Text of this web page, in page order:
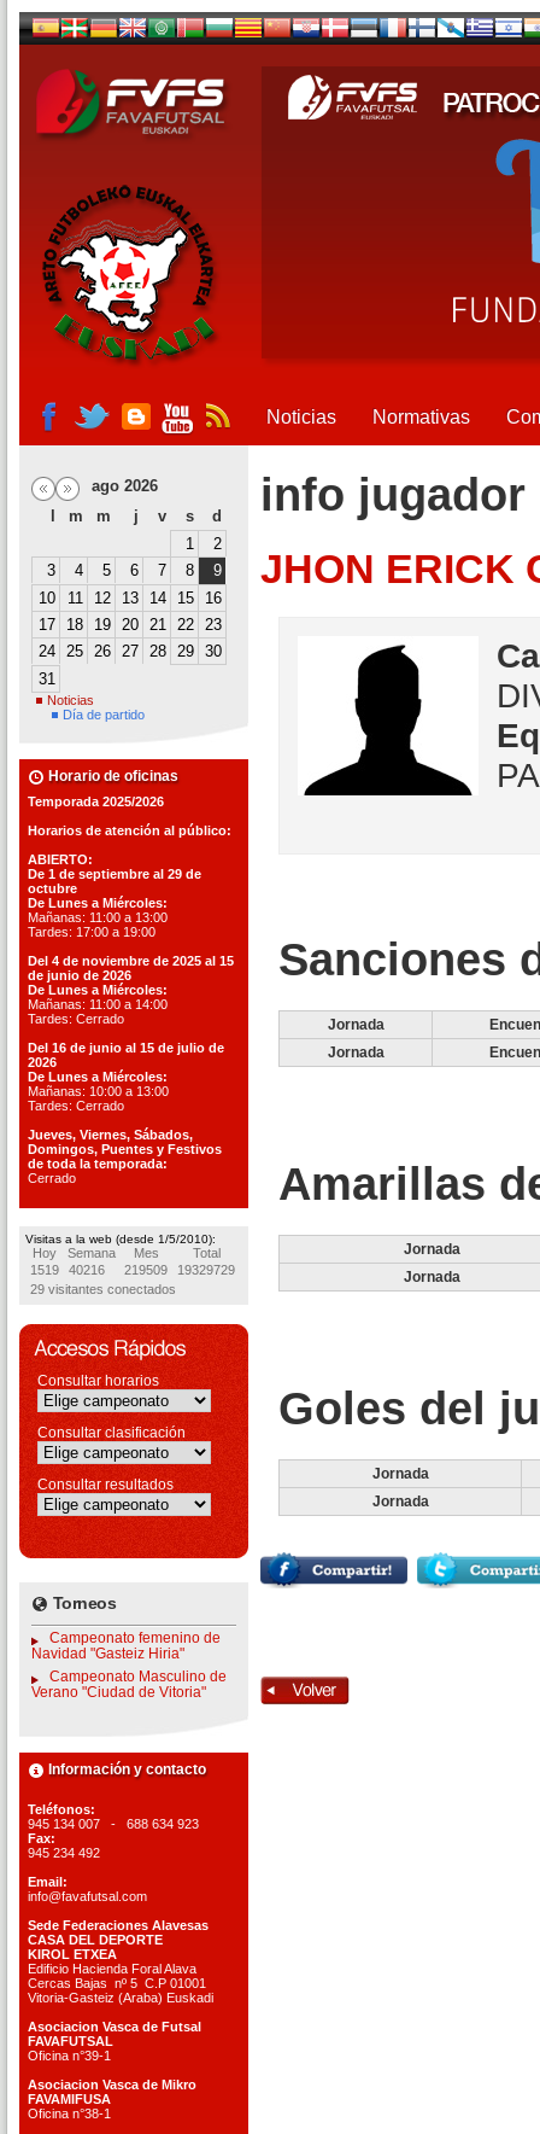
Noticias Normativas
ago 2026
m m j v s
d
1
2
3
4 5 6 7 8
9
10
11 12 13 14 15
16
17
18 19 20 21 22 23
24 25 26 27 28 29 30
31
Noticias
Día de partido
Horario de oficinas
Temporada 2025/2026
Horarios de atención al público:
ABIERTO:
De 1 de septiembre al 29 de
octubre
De Lunes a Miércoles:
Mañanas: 11:00 a 13:00
Tardes: 17:00 a 19:00
Del 4 de noviembre de 2025 al 15
de junio de 2026
De Lunes a Miércoles:
Mañanas: 11:00 a 14:00
Tardes: Cerrado
Del 16 de junio al 15 de julio de
2026
De Lunes a Miércoles:
Mañanas: 10:00 a 13:00
Tardes: Cerrado
Jueves, Viernes, Sábados,
Domingos, Puentes y Festivos
de toda la temporada:
Cerrado
Visitas a la web (desde 1/5/2010):
Hoy Semana Mes
Total
1519
40216 219509
19329729
29 visitantes conectados
Consultar horarios
Consultar clasificación
Consultar resultados
Torneos
Campeonato femenino de
Navidad "Gasteiz Hiria"
Campeonato Masculino de
Verano "Ciudad de Vitoria"
Información y contacto
Teléfonos:
945 134 007 - 688 634 923
Fax:
945 234 492
Email:
info@favafutsal.com
Sede Federaciones Alavesas
CASA DEL DEPORTE
KIROL ETXEA
Edificio Hacienda Foral Alava
Cercas Bajas nº 5 C.P 01001
Vitoria-Gasteiz (Araba) Euskadi
Asociacion Vasca de Futsal
FAVAFUTSAL
Oficina n°39-1
Asociacion Vasca de Mikro
FAVAMIFUSA
Oficina n°38-1
info jugador
JHON ERICK
Sanciones
Jornada
Jornada
Amarillas
Jornada
Jornada
Goles del
Jornada
Jornada